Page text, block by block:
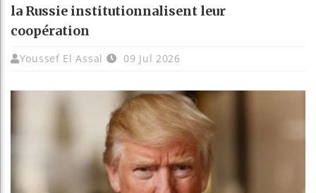
la Russie institutionnalisent leur
coopération
Youssef El Assal 09 Jul 2026